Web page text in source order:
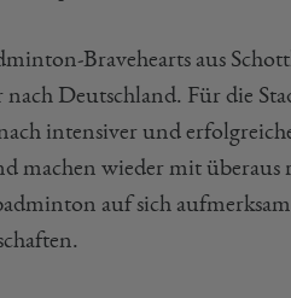
Bravehearts aus
Deutschland. Für die
intensiver und
machen wieder mit überaus
auf sich